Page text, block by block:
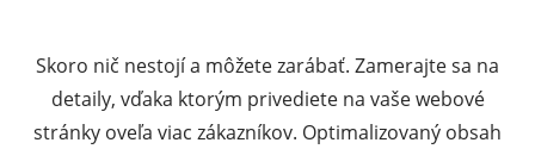
Skoro nič nestojí a môžete zarábať. Zamerajte sa na
detaily, vďaka ktorým privediete na vaše webové
stránky oveľa viac zákazníkov. Optimalizovaný obsah